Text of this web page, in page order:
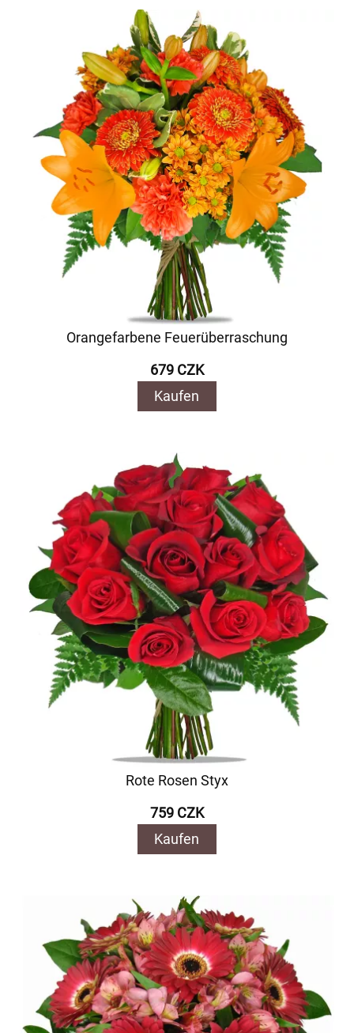
Orangefarbene Feuerüberraschung
679 CZK
Kaufen
Rote Rosen Styx
759 CZK
Kaufen